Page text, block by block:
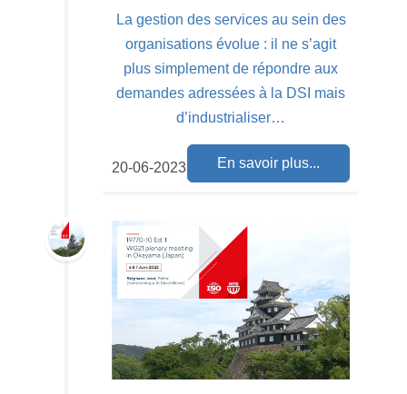
La gestion des services au sein des
organisations évolue : il ne s’agit
plus simplement de répondre aux
demandes adressées à la DSI mais
d’industrialiser…
En savoir plus...
20-06-2023